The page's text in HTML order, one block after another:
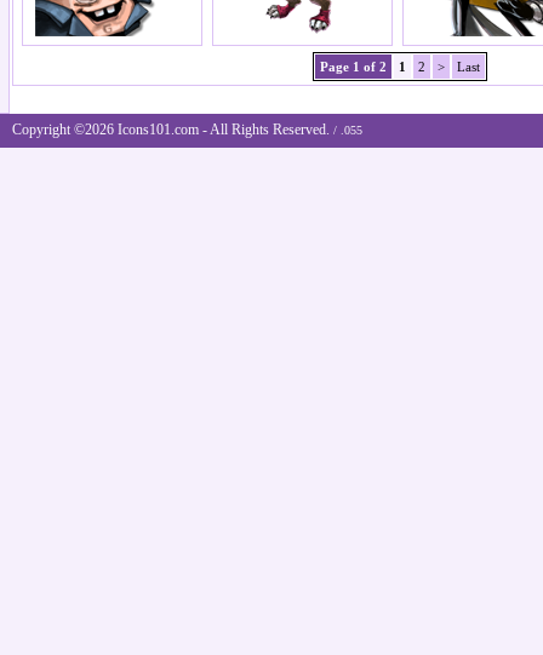
Page 1 of 2 1 2 > Last
Copyright ©2026 Icons101.com - All Rights Reserved. / .055